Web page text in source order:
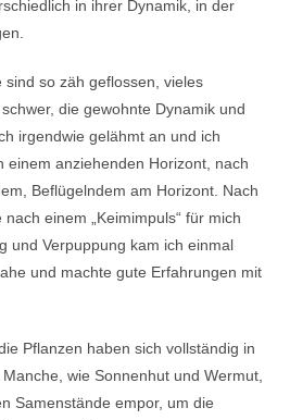
in ihrer Dynamik, in der
so zäh geflossen, vieles
die gewohnte Dynamik und
irgendwie gelähmt an und ich
einem anziehenden Horizont, nach
Beflügelndem am Horizont. Nach
einem „Keimimpuls“ für mich
und Verpuppung kam ich einmal
und machte gute Erfahrungen mit
Pflanzen haben sich vollständig in
wie Sonnenhut und Wermut,
Samenstände empor, um die